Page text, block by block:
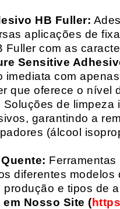
HB Fuller:
aplicações de
Fuller com as
Sensitive
imediata com
que oferece o nível
Soluções de limpeza
garantindo a
(álcool
diferentes
e tipos de
Nosso Site (